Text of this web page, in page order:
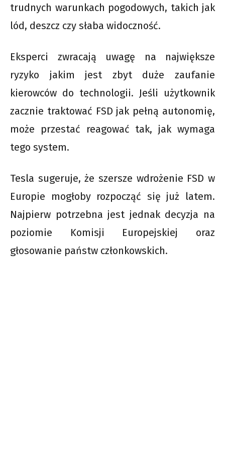
trudnych warunkach pogodowych, takich jak
lód, deszcz czy słaba widoczność.
Eksperci zwracają uwagę na największe
ryzyko jakim jest zbyt duże zaufanie
kierowców do technologii. Jeśli użytkownik
zacznie traktować FSD jak pełną autonomię,
może przestać reagować tak, jak wymaga
tego system.
Tesla sugeruje, że szersze wdrożenie FSD w
Europie mogłoby rozpocząć się już latem.
Najpierw potrzebna jest jednak decyzja na
poziomie Komisji Europejskiej oraz
głosowanie państw członkowskich.